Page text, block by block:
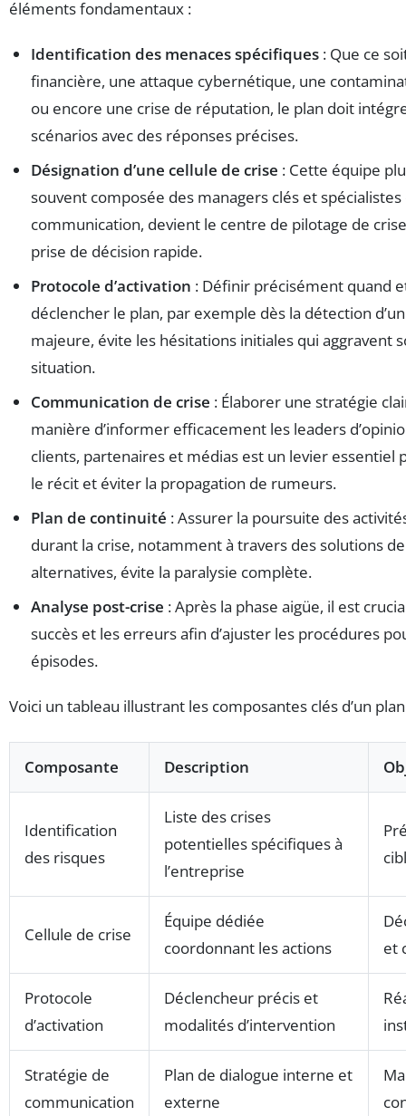
éléments fondamentaux :
Identification des menaces spécifiques : Que ce
financière, une attaque cybernétique, une
ou encore une crise de réputation, le plan doit
scénarios avec des réponses précises.
Désignation d’une cellule de crise : Cette équipe
souvent composée des managers clés et spécialistes
communication, devient le centre de pilotage de
prise de décision rapide.
Protocole d’activation : Définir précisément quand
déclencher le plan, par exemple dès la détection
majeure, évite les hésitations initiales qui aggravent
situation.
Communication de crise : Élaborer une stratégie
manière d’informer efficacement les leaders
clients, partenaires et médias est un levier essentiel
le récit et éviter la propagation de rumeurs.
Plan de continuité : Assurer la poursuite des
durant la crise, notamment à travers des solutions
alternatives, évite la paralysie complète.
Analyse post-crise : Après la phase aigüe, il est
succès et les erreurs afin d’ajuster les procédures
épisodes.
Voici un tableau illustrant les composantes clés d’un
Composante Description
Identification
des risques
Liste des crises
potentielles spécifiques à
l’entreprise
Cellule de crise
Équipe dédiée
coordonnant les actions
et
Protocole
d’activation
Déclencheur précis et
modalités d’intervention
Stratégie de
communication
Plan de dialogue interne et
externe